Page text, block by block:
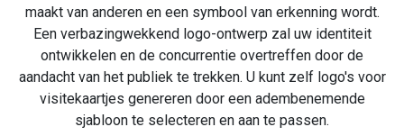
maakt van anderen en een symbool van erkenning wordt.
Een verbazingwekkend logo-ontwerp zal uw identiteit
ontwikkelen en de concurrentie overtreffen door de
aandacht van het publiek te trekken. U kunt zelf logo's voor
visitekaartjes genereren door een adembenemende
sjabloon te selecteren en aan te passen.